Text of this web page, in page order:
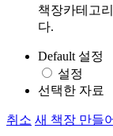
책장카테고
다.
Default 설정
설정
선택한 자료
취소 새 책장 만들